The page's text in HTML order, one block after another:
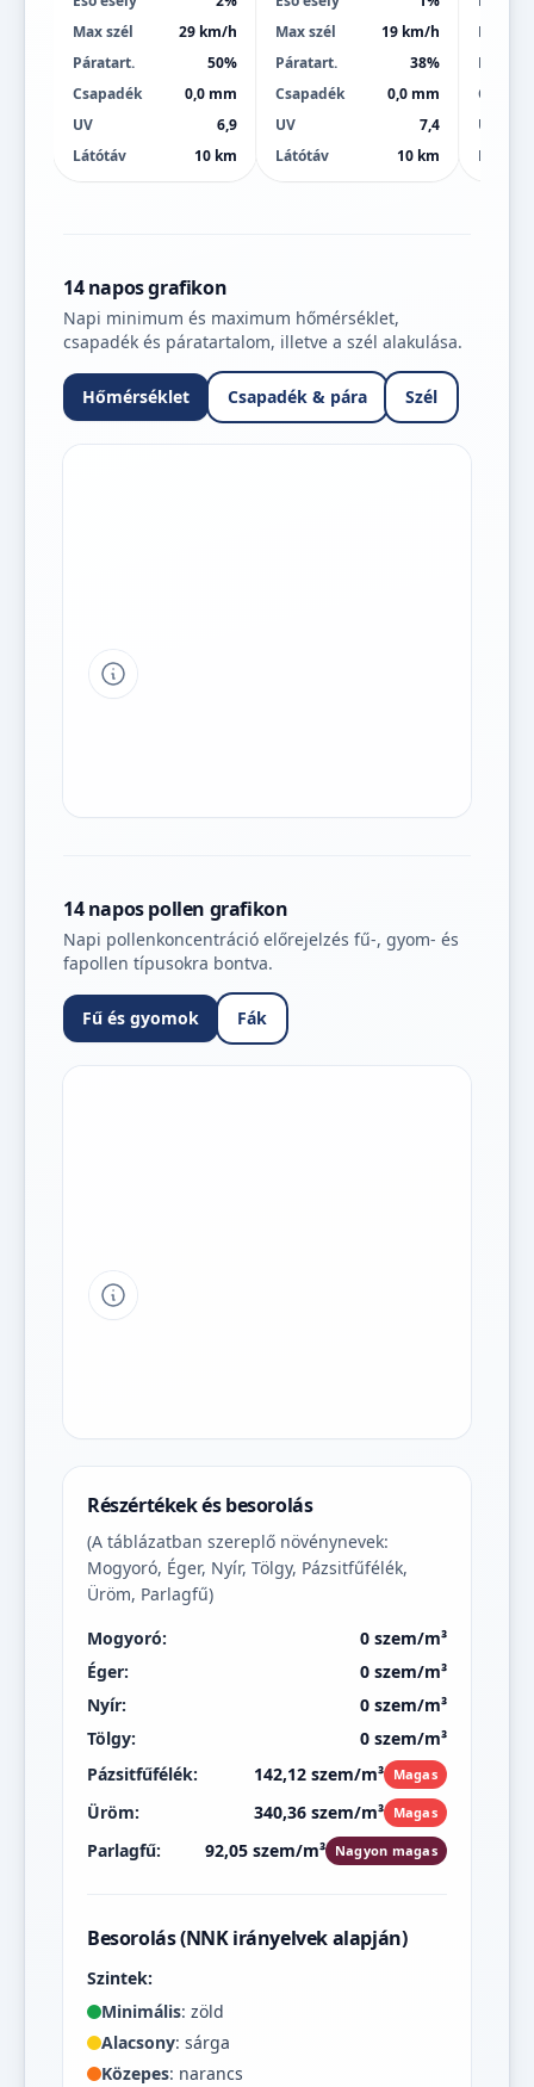
Max szél
29 km/h
Páratart.
50%
Csapadék
0,0 mm
UV
6,9
Látótáv
10 km
Max szél
19 km/h
Páratart.
38%
Csapadék
0,0 mm
UV
7,4
Látótáv
10 km
Max
UV
Látótáv
14 napos grafikon
Napi minimum és maximum hőmérséklet,
csapadék és páratartalom, illetve a szél alakulása.
Hőmérséklet Csapadék & pára Szél
Tipp a grafikon jelmagyarázatához
14 napos pollen grafikon
Napi pollenkoncentráció előrejelzés fű-, gyom- és
fapollen típusokra bontva.
Fű és gyomok Fák
Tipp a grafikon jelmagyarázatához
Részértékek és besorolás
(A táblázatban szereplő növénynevek:
Mogyoró, Éger, Nyír, Tölgy, Pázsitfűfélék,
Üröm, Parlagfű)
Mogyoró:
0 szem/m³
Éger:
0 szem/m³
Nyír:
0 szem/m³
Tölgy:
0 szem/m³
Pázsitfűfélék:
142,12 szem/m³ Magas
Üröm: 340,36 szem/m³ Magas
Parlagfű: 92,05 szem/m³ Nagyon magas
Besorolás (NNK irányelvek alapján)
Szintek:
Minimális: zöld
Alacsony: sárga
Közepes: narancs